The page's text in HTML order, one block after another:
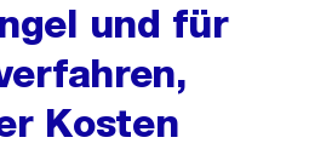
und für
Kosten